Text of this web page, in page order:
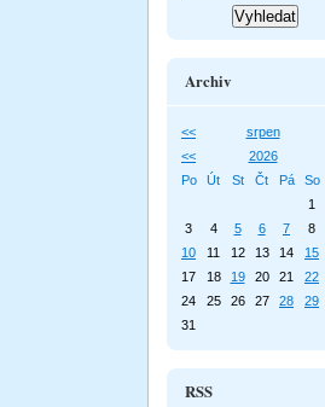
Archiv
<<
srpen
<<
2026
Po
Út St Čt Pá
So
1
3
4 5 6 7
8
10
11 12 13 14
15
17
18 19 20 21
22
24
25 26 27 28
29
31
RSS